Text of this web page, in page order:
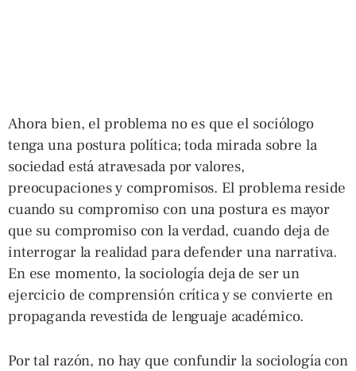
Ahora bien, el problema no es que el sociólogo
tenga una postura política; toda mirada sobre la
sociedad está atravesada por valores,
preocupaciones y compromisos. El problema reside
cuando su compromiso con una postura es mayor
que su compromiso con la verdad, cuando deja de
interrogar la realidad para defender una narrativa.
En ese momento, la sociología deja de ser un
ejercicio de comprensión crítica y se convierte en
propaganda revestida de lenguaje académico.
Por tal razón, no hay que confundir la sociología con